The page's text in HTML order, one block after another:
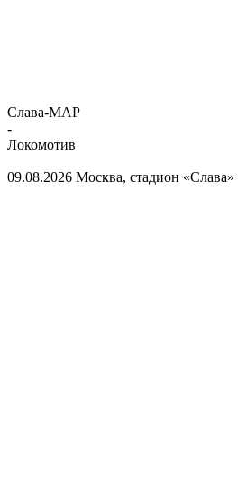
Слава-МАР
-
Локомотив
09.08.2026 Москва, стадион «Слава»